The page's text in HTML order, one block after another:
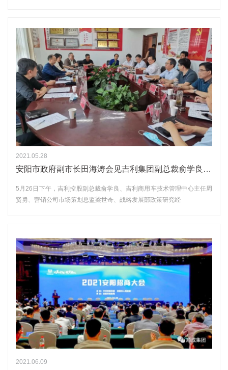
2021.05.28
安阳市政府副市长田海涛会见吉利集团副总裁俞学良一行洽谈与河南顺成集团合作建设新能源甲醇商用车项目
5月26日下午，吉利控股副总裁俞学良、吉利商用车技术管理中心主任周
贤勇、营销公司市场策划总监梁世奇、战略发展部政策研究经
2021.06.09